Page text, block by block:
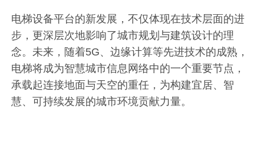
电梯设备平台的新发展，不仅体现在技术层面的进
步，更深层次地影响了城市规划与建筑设计的理
念。未来，随着5G、边缘计算等先进技术的成熟，
电梯将成为智慧城市信息网络中的一个重要节点，
承载起连接地面与天空的重任，为构建宜居、智
慧、可持续发展的城市环境贡献力量。